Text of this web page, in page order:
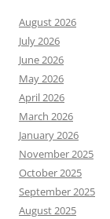
August 2026
July 2026
June 2026
May 2026
April 2026
March 2026
January 2026
November 2025
October 2025
September 2025
August 2025